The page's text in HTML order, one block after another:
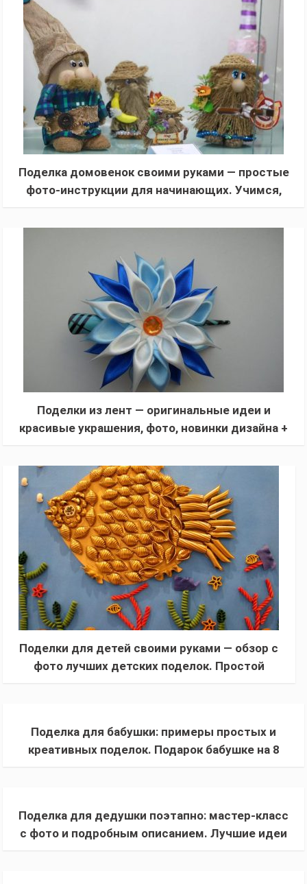
Поделка домовенок своими руками — простые
фото-инструкции для начинающих. Учимся,
Поделки из лент — оригинальные идеи и
красивые украшения, фото, новинки дизайна +
Поделки для детей своими руками — обзор с
фото лучших детских поделок. Простой
Поделка для бабушки: примеры простых и
креативных поделок. Подарок бабушке на 8
Поделка для дедушки поэтапно: мастер-класс
с фото и подробным описанием. Лучшие идеи